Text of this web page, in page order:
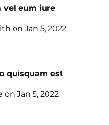
vel eum iure
on Jan 5, 2022
quisquam est
on Jan 5, 2022